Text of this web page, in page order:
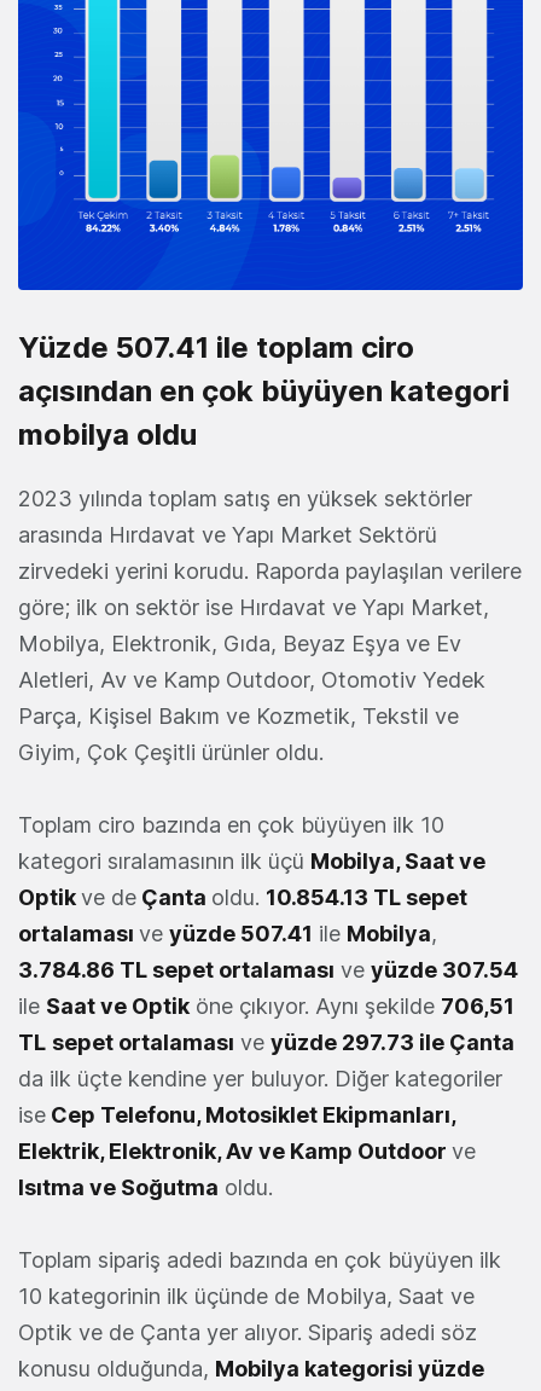
Yüzde 507.41 ile toplam ciro
açısından en çok büyüyen kategori
mobilya oldu
2023 yılında toplam satış en yüksek sektörler
arasında Hırdavat ve Yapı Market Sektörü
zirvedeki yerini korudu. Raporda paylaşılan verilere
göre; ilk on sektör ise Hırdavat ve Yapı Market,
Mobilya, Elektronik, Gıda, Beyaz Eşya ve Ev
Aletleri, Av ve Kamp Outdoor, Otomotiv Yedek
Parça, Kişisel Bakım ve Kozmetik, Tekstil ve
Giyim, Çok Çeşitli ürünler oldu.
Toplam ciro bazında en çok büyüyen ilk 10
kategori sıralamasının ilk üçü Mobilya, Saat ve
Optikve de Çanta oldu. 10.854.13 TL sepet
ortalaması ve yüzde 507.41 ile Mobilya,
3.784.86 TL sepet ortalaması ve yüzde 307.54
ile Saat ve Optik öne çıkıyor. Aynı şekilde 706,51
TL sepet ortalaması ve yüzde 297.73 ile Çanta
da ilk üçte kendine yer buluyor. Diğer kategoriler
ise Cep Telefonu, Motosiklet Ekipmanları,
Elektrik, Elektronik, Av ve Kamp Outdoor ve
Isıtma ve Soğutma oldu.
Toplam sipariş adedi bazında en çok büyüyen ilk
10 kategorinin ilk üçünde de Mobilya, Saat ve
Optik ve de Çanta yer alıyor. Sipariş adedi söz
konusu olduğunda, Mobilya kategorisi yüzde